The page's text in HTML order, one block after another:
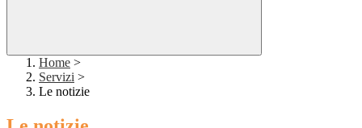
Home >
Servizi >
Le notizie